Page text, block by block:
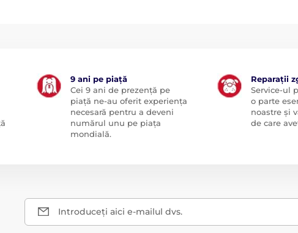
9 ani pe piață
Cei 9 ani de prezență pe
piață ne-au oferit experiența
necesară pentru a deveni
numărul unu pe piața
mondială.
Reparații
Service-ul
o parte
noastre și
de care
Introduceți aici e-mailul dvs.